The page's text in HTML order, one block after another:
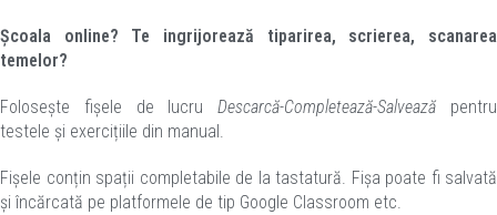
Școala online? Te ingrijorează tiparirea, scrierea, scanarea
temelor?
Folosește fișele de lucruDescarcă-Completează-Salvează pentru
testele și exercițiile din manual.
Fișele conțin spații completabile de la tastatură. Fișa poate fi salvată
și încărcată pe platformele de tip Google Classroom etc.